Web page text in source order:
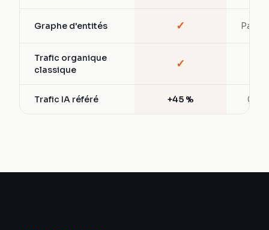
Graphe d'entités ✓ Partiel
Trafic organique
classique
✓
Trafic IA référé +45 % 0 %